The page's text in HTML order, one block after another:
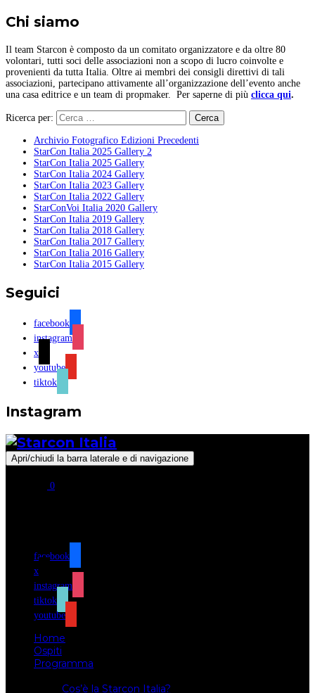
Chi siamo
Il team Starcon è composto da un comitato organizzatore e da oltre 80
volontari, tutti soci delle associazioni non a scopo di lucro coinvolte e
provenienti da tutta Italia. Oltre ai membri dei consigli direttivi di tali
associazioni, partecipano attivamente all’organizzazione dell’evento anche
una casa editrice e un team di propmaker. Per saperne di più clicca qui.
Ricerca per:
Archivio Fotografico Edizioni Precedenti
StarCon Italia 2025 Gallery 2
StarCon Italia 2025 Gallery
StarCon Italia 2024 Gallery
StarCon Italia 2023 Gallery
StarCon Italia 2022 Gallery
StarConVoi Italia 2020 Gallery
StarCon Italia 2019 Gallery
StarCon Italia 2018 Gallery
StarCon Italia 2017 Gallery
StarCon Italia 2016 Gallery
StarCon Italia 2015 Gallery
Seguici
facebook
instagram
x
youtube
tiktok
Instagram
Apri/chiudi la barra laterale e di navigazione
0
facebook
x
instagram
tiktok
youtube
Home
Ospiti
Programma
Cos’è la Starcon Italia?